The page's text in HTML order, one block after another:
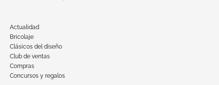
Actualidad
Bricolaje
Clásicos del diseño
Club de ventas
Compras
Concursos y regalos